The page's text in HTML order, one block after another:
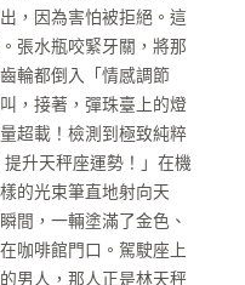
，因為害怕被拒絕。這
張水瓶咬緊牙關，將那
輪都倒入「情感調節
，接著，彈珠臺上的燈
超載！檢測到極致純粹
升天秤座運勢！」在機
的光束筆直地射向天
間，一輛塗滿了金色、
咖啡館門口。駕駛座上
男人，那人正是林天秤